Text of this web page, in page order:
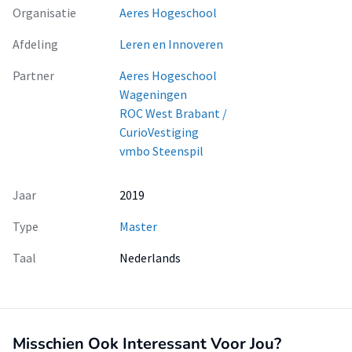
Organisatie
Aeres Hogeschool
Afdeling
Leren en Innoveren
Partner
Aeres Hogeschool
Wageningen
ROC West Brabant /
CurioVestiging
vmbo Steenspil
Jaar
2019
Type
Master
Taal
Nederlands
Misschien Ook Interessant Voor Jou?